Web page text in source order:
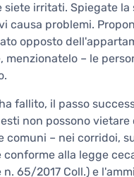
irritati. Spiegate
causa problemi.
opposto
– le
fallito, il passo
non possono
– nei corridoi,
alla legge
65/2017 Coll.) e